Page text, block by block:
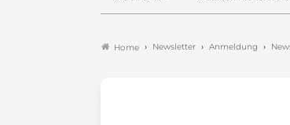
Home Newsletter Anmeldung